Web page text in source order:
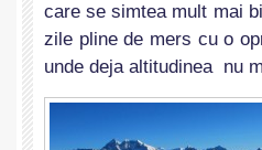
care se simtea mult mai
zile pline de mers cu o
unde deja altitudinea nu